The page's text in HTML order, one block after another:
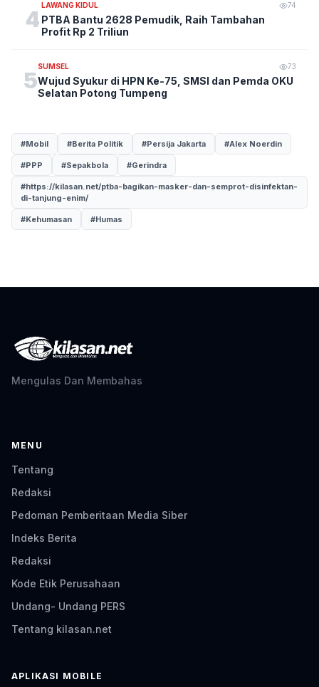
4
LAWANG KIDUL 74
PTBA Bantu 2628 Pemudik, Raih Tambahan
Profit Rp 2 Triliun
5
SUMSEL 73
Wujud Syukur di HPN Ke-75, SMSI dan Pemda OKU
Selatan Potong Tumpeng
#Mobil #Berita Politik #Persija Jakarta #Alex Noerdin
#PPP #Sepakbola #Gerindra
#https://kilasan.net/ptba-bagikan-masker-dan-semprot-disinfektan-
di-tanjung-enim/
#Kehumasan #Humas
Mengulas Dan Membahas
MENU
Tentang
Redaksi
Pedoman Pemberitaan Media Siber
Indeks Berita
Redaksi
Kode Etik Perusahaan
Undang- Undang PERS
Tentang kilasan.net
APLIKASI MOBILE